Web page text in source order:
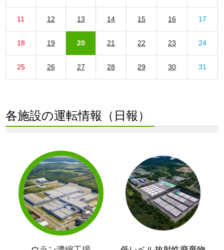
11 12 13 14 15 16 17
18 19 20 21 22 23 24
25 26 27 28 29 30 31
各施設の運転情報（日報）